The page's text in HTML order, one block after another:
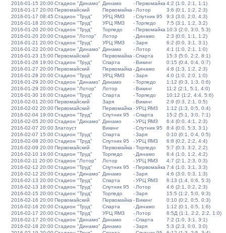
2016-01-15 20:00Стадион "Динамо" Динамо -Первомайка 4:2 (1:0, 2:1, 1:1)
2016-01-17 20:00Первомайский Первомайка - Лотор
3:6 (0:1, 1:2, 2:3)
2016-01-17 08:45 Стадион "Труд" УРЦ ЯМЗ -Спутник 95
9:3 (3:0, 2:0, 4:3)
2016-01-18 20:00Стадион "Труд" УРЦ ЯМЗ -Торпедо
7:5 (3:1, 1:2, 3:2)
2016-01-20 20:00Стадион "Труд" Торпедо -Первомайка 10:3 (2:0, 3:0, 5:3)
2016-01-20 20:00Стадион "Лотор" Лотор - Динамо
2:3 (0:0, 1:1, 1:2)
2016-01-21 20:00Стадион "Труд" УРЦ ЯМЗ -Заря
6:2 (0:0, 3:1, 3:1)
2016-01-22 20:00Стадион "Динамо" Динамо - Лотор
4:1 (1:0, 2:1, 1:0)
2016-01-23 15:00Первомайский Первомайка -Спарта
15:3 (5:0, 2:2, 8:1)
2016-01-26 19:00Стадион "Труд" Спарта -Викинг
0:15 (0:4, 0:4, 0:7)
2016-01-27 20:00Первомайский Первомайка - Динамо
4:8 (1:3, 1:2, 2:3)
2016-01-28 20:00Стадион "Труд" УРЦ ЯМЗ -Заря
4:0 (1:0, 2:0, 1:0)
2016-01-29 20:00Стадион "Динамо" Динамо -Торпедо
1:12 (0:3, 1:3, 0:6)
2016-01-29 20:00Стадион "Лотор" Лотор -Викинг
11:2 (2:1, 5:1, 4:0)
2016-01-30 16:00Стадион "Труд" Спарта -Торпедо
10:12 (1:2, 4:4, 5:6)
2016-02-01 20:00Первомайский Заря -Викинг
2:9 (0:3, 2:1, 0:5)
2016-02-02 20:00Первомайский Первомайка -УРЦ ЯМЗ
1:12 (1:3, 0:5, 0:4)
2016-02-04 19:00Стадион "Труд" Спутник 95 -Спарта
15:2 (5:1, 3:0, 7:1)
2016-02-05 20:00Стадион "Динамо" Динамо -УРЦ ЯМЗ
6:4 (0:0, 4:1, 2:3)
2016-02-07 20:00Златоуст Викинг -Спутник 95
8:4 (0:0, 5:3, 3:1)
2016-02-07 15:00Стадион "Труд" Спарта -Заря
0:10 (0:1, 0:4, 0:5)
2016-02-08 20:00Стадион "Труд" Спутник 95 -УРЦ ЯМЗ
6:8 (0:2, 2:2, 4:4)
2016-02-09 20:00Первомайский Первомайка -Торпедо
5:7 (0:3, 3:2, 2:2)
2016-02-10 19:00Стадион "Труд" Торпедо - Динамо
6:4 (1:0, 1:2, 4:2)
2016-02-11 20:00 Стадион "Лотор" Лотор -УРЦ ЯМЗ
4:7 (2:1, 2:3, 0:3)
2016-02-12 20:00Стадион "Труд" Спутник 95 -Первомайка 7:4 (1:0, 3:1, 3:3)
2016-02-12 20:00Стадион "Динамо" Динамо -Заря
4:6 (3:0, 0:3, 1:3)
2016-02-13 20:00Стадион "Труд" Спарта -УРЦ ЯМЗ
6:13 (1:4, 0:6, 5:3)
2016-02-13 18:00Стадион "Труд" Спутник 95 - Лотор
4:6 (2:1, 0:2, 2:3)
2016-02-15 20:00Стадион "Труд" Торпедо -Заря
15:5 (1:2, 5:0, 9:3)
2016-02-16 20:00Первомайский Первомайка -Викинг
0:10 (0:2, 0:5, 0:3)
2016-02-16 20:00Стадион "Труд" Спарта - Динамо
1:12 (0:1, 0:5, 1:6)
2016-02-17 20:00Стадион "Труд" УРЦ ЯМЗ - Лотор
6:5Д (1:1, 2:2, 2:2, 1:0)
2016-02-17 20:00Стадион "Динамо" Динамо -Спарта
7:2 (1:0, 3:1, 3:1)
2016-02-18 20:00Стадион "Динамо" Динамо -Заря
5:3 (2:3, 0:0, 3:0)